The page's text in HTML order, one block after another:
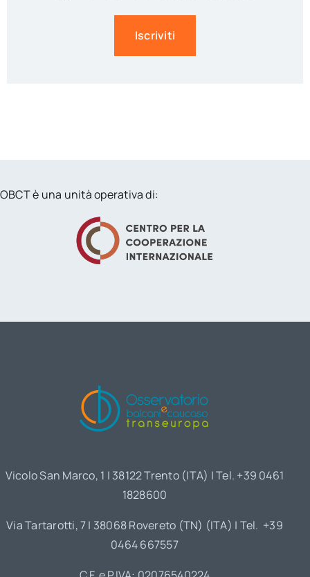
Iscriviti
OBCT è una unità operativa di:
Vicolo San Marco, 1 | 38122 Trento (ITA) | Tel. +39 0461
1828600
Via Tartarotti, 7 | 38068 Rovereto (TN) (ITA) | Tel. +39
0464 667557